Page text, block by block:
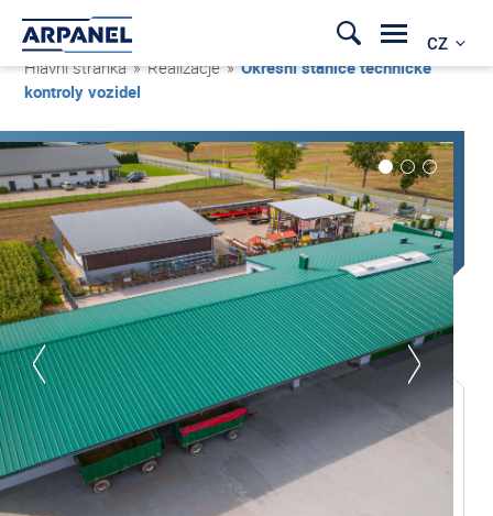
CZ
Hlavní stránka » Realizacje »Okresní stanice technické
kontroly vozidel